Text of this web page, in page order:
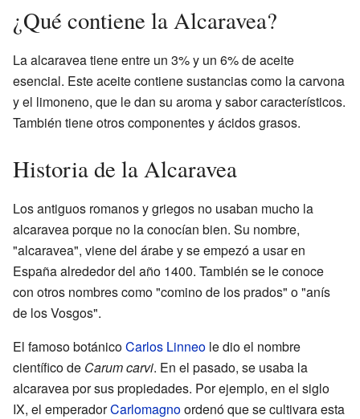
¿Qué contiene la Alcaravea?
La alcaravea tiene entre un 3% y un 6% de aceite
esencial. Este aceite contiene sustancias como la carvona
y el limoneno, que le dan su aroma y sabor característicos.
También tiene otros componentes y ácidos grasos.
Historia de la Alcaravea
Los antiguos romanos y griegos no usaban mucho la
alcaravea porque no la conocían bien. Su nombre,
"alcaravea", viene del árabe y se empezó a usar en
España alrededor del año 1400. También se le conoce
con otros nombres como "comino de los prados" o "anís
de los Vosgos".
El famoso botánicoCarlos Linneo le dio el nombre
científico de Carum carvi. En el pasado, se usaba la
alcaravea por sus propiedades. Por ejemplo, en el siglo
IX, el emperadorCarlomagnoordenó que se cultivara esta